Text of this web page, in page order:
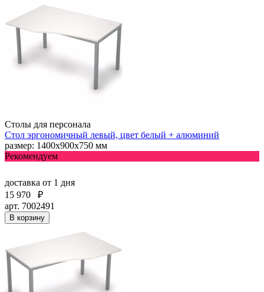
Столы для персонала
Стол эргономичный левый, цвет белый + алюминий
размер: 1400х900х750 мм
Рекомендуем
доставка от 1 дня
15 970
₽
арт. 7002491
В корзину